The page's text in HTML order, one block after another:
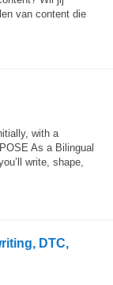
van content die
with a
As a Bilingual
write, shape,
DTC,